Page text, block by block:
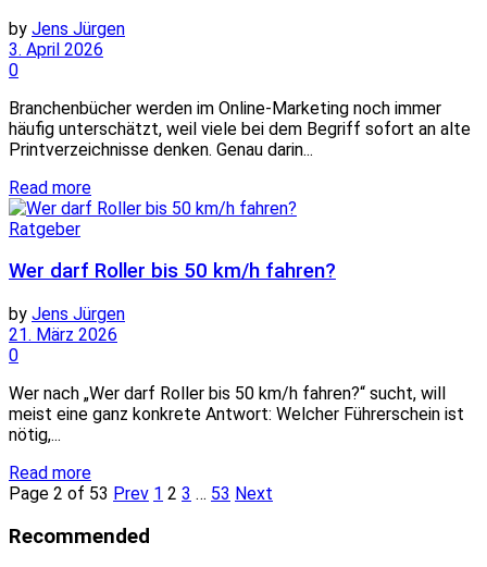
by Jens Jürgen
3. April 2026
0
Branchenbücher werden im Online-Marketing noch immer
häufig unterschätzt, weil viele bei dem Begriff sofort an alte
Printverzeichnisse denken. Genau darin...
Read more
Ratgeber
Wer darf Roller bis 50 km/h fahren?
by Jens Jürgen
21. März 2026
0
Wer nach „Wer darf Roller bis 50 km/h fahren?“ sucht, will
meist eine ganz konkrete Antwort: Welcher Führerschein ist
nötig,...
Read more
Page 2 of 53 Prev 1 2 3 … 53 Next
Recommended